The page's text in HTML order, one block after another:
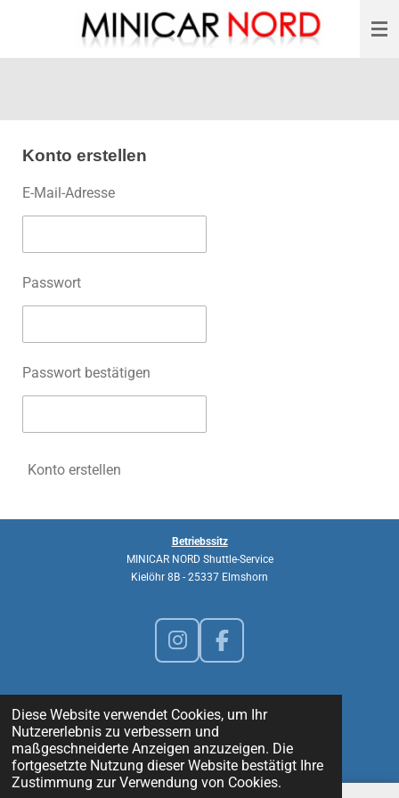
Diese Website verwendet Cookies, um Ihr
Nutzererlebnis zu verbessern und
maßgeschneiderte Anzeigen anzuzeigen. Die
fortgesetzte Nutzung dieser Website bestätigt Ihre
Zustimmung zur Verwendung von Cookies.
Hauptinhalt
Konto erstellen
E-Mail-Adresse
Passwort
Passwort bestätigen
Konto erstellen
Betriebssitz
MINICAR NORD Shuttle-Service
Kielöhr 8B - 25337 Elmshorn
I
s
t
a
g
r
F
c
e
o
o
E-MAIL:mail@minicar-nord.de
Mobil:0176 486 88 990